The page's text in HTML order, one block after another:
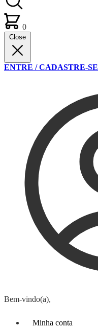
0
Close
ENTRE / CADASTRE-SE
Bem-vindo(a),
Minha conta